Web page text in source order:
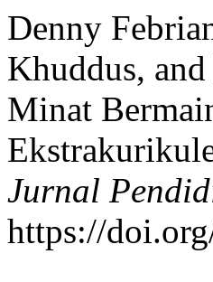
Denny
Khuddus,
Minat
Jurnal
https://